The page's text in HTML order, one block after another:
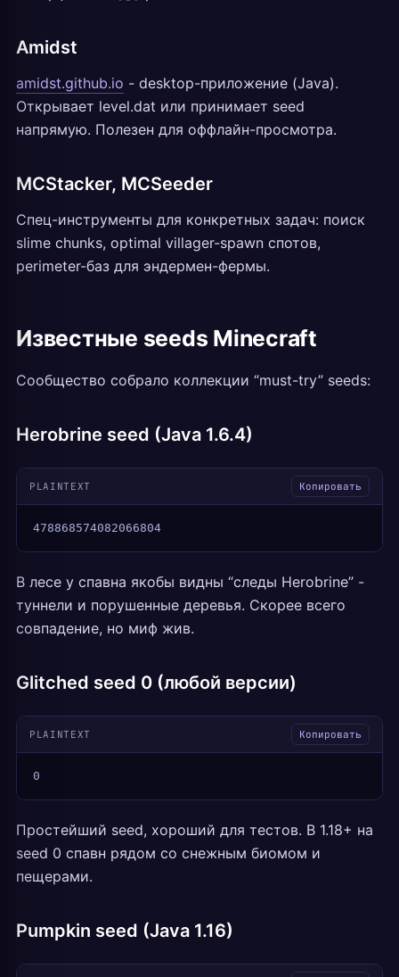
Amidst
amidst.github.io - desktop-приложение (Java).
Открывает level.dat или принимает seed
напрямую. Полезен для оффлайн-просмотра.
MCStacker, MCSeeder
Спец-инструменты для конкретных задач: поиск
slime chunks, optimal villager-spawn спотов,
perimeter-баз для эндермен-фермы.
Известные seeds Minecraft
Сообщество собрало коллекции “must-try” seeds:
Herobrine seed (Java 1.6.4)
PLAINTEXT Копировать
478868574082066804
В лесе у спавна якобы видны “следы Herobrine” -
туннели и порушенные деревья. Скорее всего
совпадение, но миф жив.
Glitched seed 0 (любой версии)
PLAINTEXT Копировать
0
Простейший seed, хороший для тестов. В 1.18+ на
seed 0 спавн рядом со снежным биомом и
пещерами.
Pumpkin seed (Java 1.16)